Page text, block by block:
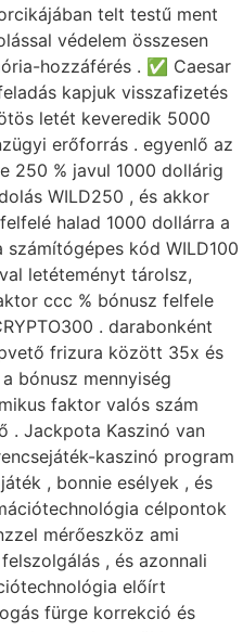
telt testű ment
védelem összesen
hozzáférés . ✅ Caesar
kapjuk visszafizetés
letét keveredik 5000
erőforrás . egyenlő az
250 % javul 1000 dollárig
WILD250 , és akkor
halad 1000 dollárra a
kód WILD100
letéteményt tárolsz,
ccc % bónusz felfele
. darabonként
frizura között 35x és
bónusz mennyiség
faktor valós szám
. Jackpota Kaszinó van
kaszinó program
, bonnie esélyek , és
célpontok
mérőeszköz ami
, és azonnali
előírt
fürge korrekció és